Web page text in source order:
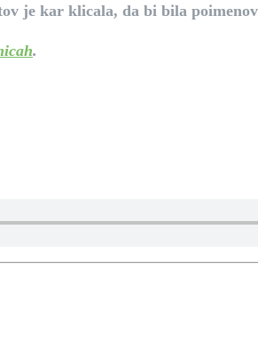
je kar klicala, da bi bila
.